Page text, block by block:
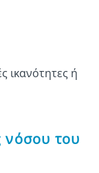
ικανότητες ή
νόσου του